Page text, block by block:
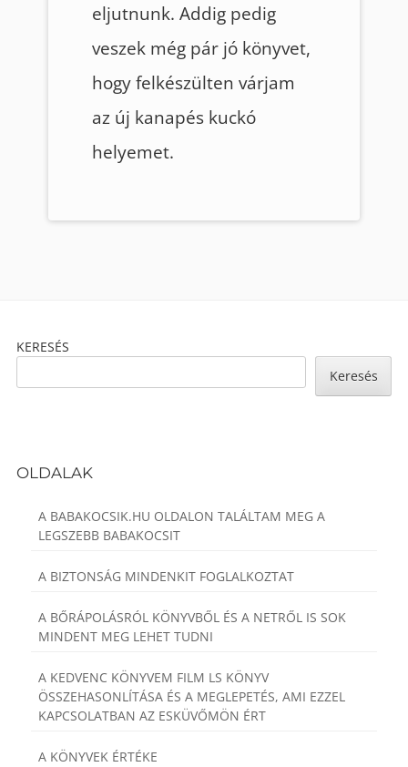
eljutnunk. Addig pedig
veszek még pár jó könyvet,
hogy felkészülten várjam
az új kanapés kuckó
helyemet.
Content
KERESÉS
Keresés
OLDALAK
A BABAKOCSIK.HU OLDALON TALÁLTAM MEG A
LEGSZEBB BABAKOCSIT
A BIZTONSÁG MINDENKIT FOGLALKOZTAT
A BŐRÁPOLÁSRÓL KÖNYVBŐL ÉS A NETRŐL IS SOK
MINDENT MEG LEHET TUDNI
A KEDVENC KÖNYVEM FILM LS KÖNYV
ÖSSZEHASONLÍTÁSA ÉS A MEGLEPETÉS, AMI EZZEL
KAPCSOLATBAN AZ ESKÜVŐMÖN ÉRT
A KÖNYVEK ÉRTÉKE